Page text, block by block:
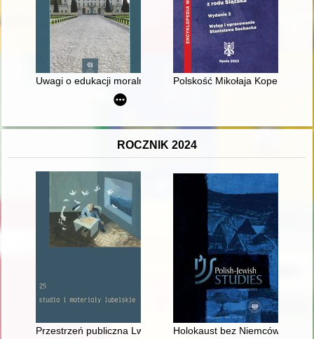
Uwagi o edukacji moralnej synów szlacheckich w XVI-
Polskość Mikołaja Kopernika z
ROCZNIK 2024
Przestrzeń publiczna Lwowa końca XIX wieku jako środek
Holokaust bez Niemców :